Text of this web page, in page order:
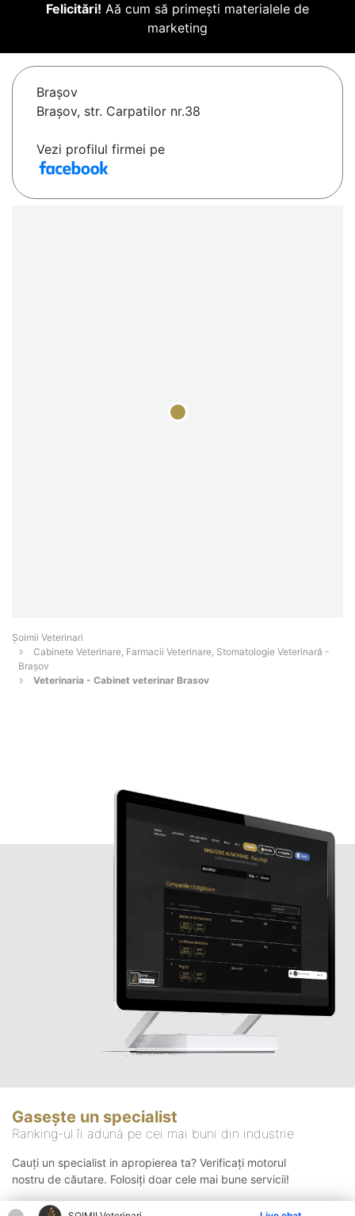
Felicitări! Aă cum să primești materialele de
marketing
Braşov
Brașov, str. Carpatilor nr.38
Vezi profilul firmei pe
Șoimii Veterinari
Cabinete Veterinare, Farmacii Veterinare, Stomatologie Veterinară -
Braşov
Veterinaria - Cabinet veterinar Brasov
Gasește un specialist
Ranking-ul îi adună pe cei mai buni din industrie
Cauți un specialist in apropierea ta? Verificați motorul
nostru de căutare. Folosiți doar cele mai bune servicii!